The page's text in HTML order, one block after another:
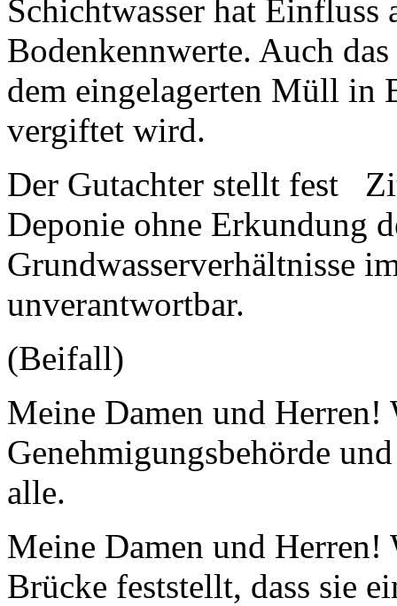
Schichtwasser hat
Bodenkennwerte. Auch
dem eingelagerten Müll in
vergiftet wird.
Der Gutachter stellt fest
Deponie ohne Erkundung
Grundwasserverhältnisse
unverantwortbar.
(Beifall)
Meine Damen und Herren!
Genehmigungsbehörde
alle.
Meine Damen und Herren!
Brücke feststellt, dass sie